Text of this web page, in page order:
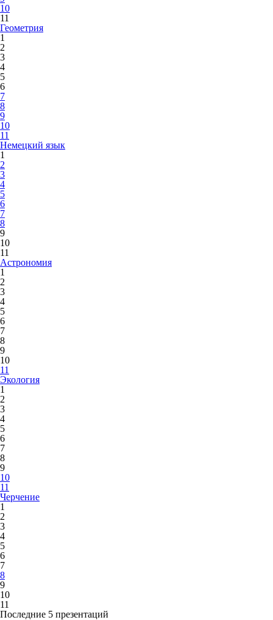
10
11
Геометрия
1
2
3
4
5
6
7
8
9
10
11
Немецкий язык
1
2
3
4
5
6
7
8
9
10
11
Астрономия
1
2
3
4
5
6
7
8
9
10
11
Экология
1
2
3
4
5
6
7
8
9
10
11
Черчение
1
2
3
4
5
6
7
8
9
10
11
Последние 5 презентаций